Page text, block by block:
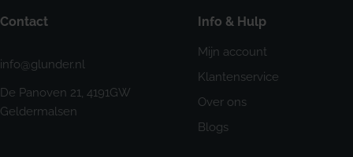
Contact
info@glunder.nl
De Panoven 21, 4191GW
Geldermalsen
Info & Hulp
Mijn account
Klantenservice
Over ons
Blogs